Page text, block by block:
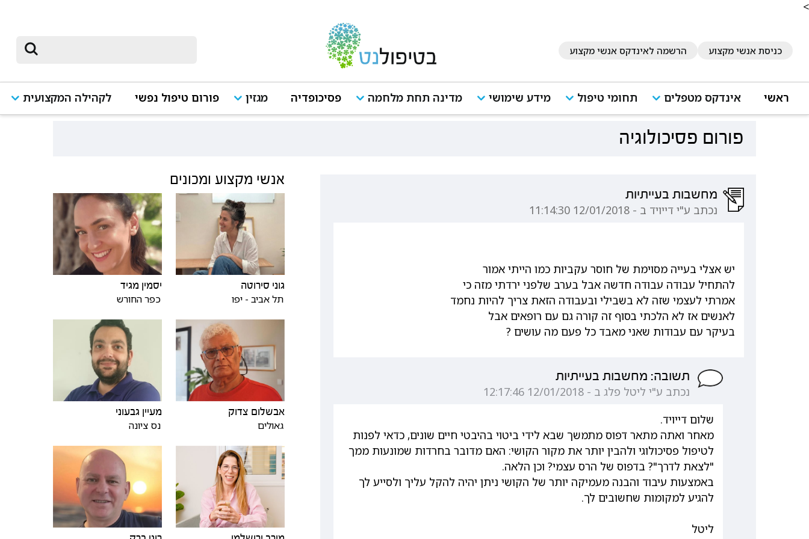
<
כניסת אנשי מקצוע הרשמה לאינדקס אנשי מקצוע
ראשי אינדקס מטפלים תחומי טיפול מידע שימושי מדינה תחת מלחמה פסיכופדיה מגזין פורום טיפול נפשי לקהילה המקצועית
פורום פסיכולוגיה
מחשבות בעייתיות
נכתב ע"י דייויד ב - 12/01/2018 11:14:30
יש אצלי בעייה מסוימת של חוסר עקביות כמו הייתי אמור
להתחיל עבודה עבודה חדשה אבל בערב שלפני ירדתי מזה כי
אמרתי לעצמי שזה לא בשבילי ובעבודה הזאת צריך להיות נחמד
לאנשים אז לא הלכתי בסוף זה קורה גם עם רופאים אבל
בעיקר עם עבודות שאני מאבד כל פעם מה עושים ?
תשובה: מחשבות בעייתיות
נכתב ע"י ליטל פלג ב - 12/01/2018 12:17:46
שלום דייויד.
מאחר ואתה מתאר דפוס מתמשך שבא לידי ביטוי בהיבטי חיים שונים, כדאי לפנות
לטיפול פסיכולוגי ולהבין יותר את מקור הקושי: האם מדובר בחרדות שמונעות ממך
"לצאת לדרך"? בדפוס של הרס עצמי? וכן הלאה.
באמצעות עיבוד והבנה מעמיקה יותר של הקושי ניתן יהיה להקל עליך ולסייע לך
להגיע למקומות שחשובים לך.
ליטל
אנשי מקצוע ומכונים
גוני סירוטה
תל אביב - יפו
יסמין מגיד
כפר החורש
אבשלום צדוק
גאולים
מעיין גבעוני
נס ציונה